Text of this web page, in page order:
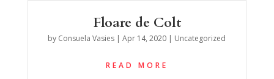
Floare de Colt
by Consuela Vasies |Apr 14, 2020 | Uncategorized
READ MORE